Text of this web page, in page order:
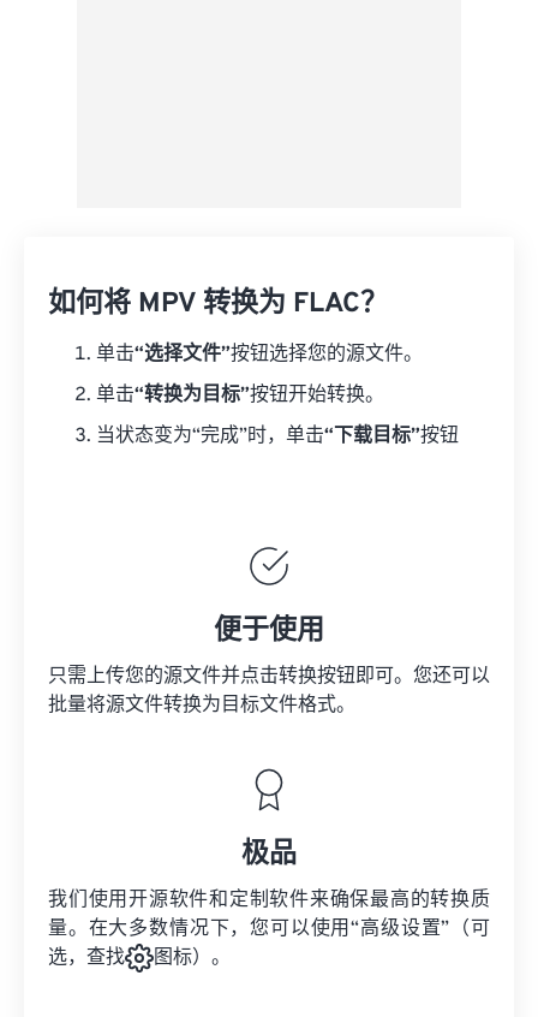
如何将 MPV 转换为 FLAC？
单击“选择文件”按钮选择您的源文件。
单击“转换为目标”按钮开始转换。
当状态变为“完成”时，单击“下载目标”按钮
便于使用
只需上传您的源文件并点击转换按钮即可。您还可以
批量将源文件转换为目标文件格式。
极品
我们使用开源软件和定制软件来确保最高的转换质
量。在大多数情况下，您可以使用“高级设置”（可
选，查找
图标）。